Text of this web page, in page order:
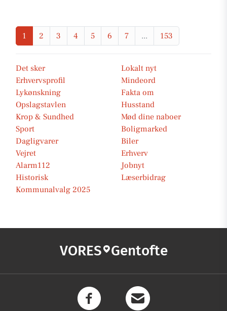
1 2 3 4 5 6 7 ... 153
Det sker
Lokalt nyt
Erhvervsprofil
Mindeord
Lykønskning
Fakta om
Opslagstavlen
Husstand
Krop & Sundhed
Mød dine naboer
Sport
Boligmarked
Dagligvarer
Biler
Vejret
Erhverv
Alarm112
Jobnyt
Historisk
Læserbidrag
Kommunalvalg 2025
VORES Gentofte